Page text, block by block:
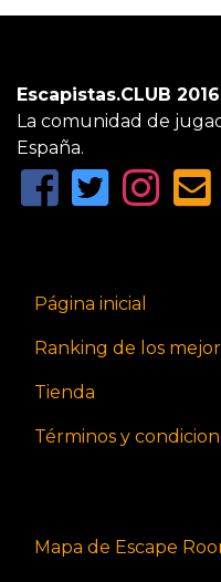
Escapistas.CLUB
La comunidad de
España.
Página inicial
Ranking de los
Tienda
Términos y
Mapa de Escape